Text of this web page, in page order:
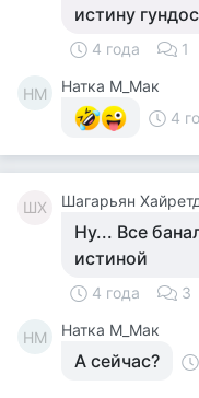
истину
4 года 1
НМ
Натка М_Мак
4
ШХ Шагарьян
Ну... Все
истиной
4 года 3
НМ Натка М_Мак
А сейчас?